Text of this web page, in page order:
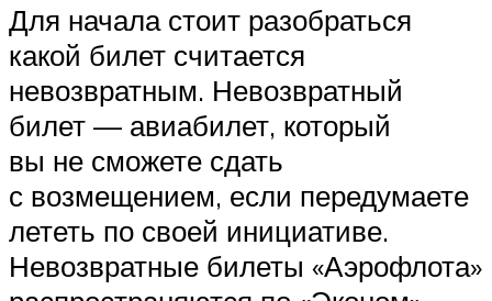
Для начала стоит разобраться
какой билет считается
невозвратным. Невозвратный
билет — авиабилет, который
вы не сможете сдать
с возмещением, если передумаете
лететь по своей инициативе.
Невозвратные билеты «Аэрофлота»